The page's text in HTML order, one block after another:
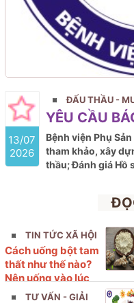
13/07
2026
ĐẤU THẦU -
YÊU CẦU
Bệnh viện Phụ
tham khảo, xây
thầu; Đánh giá Hồ
xin thuộc kế
của Bệnh viện
TIN TỨC XÃ HỘI
Cách uống bột tam
thất như thế nào?
Nên uống vào lúc
nào?TƯ VẤN - GIẢI